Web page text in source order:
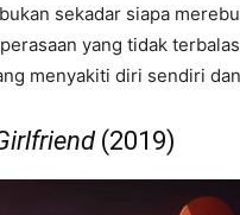
sekadar siapa
yang tidak
menyakiti diri sendiri
(2019)